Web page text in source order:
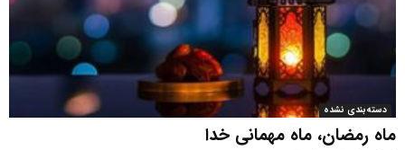
دسته‌بندی نشده
ماه رمضان، ماه مهمانی خدا